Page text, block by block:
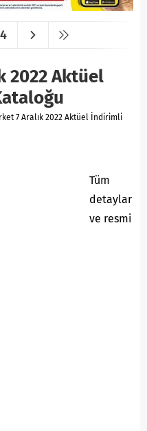
4
2022 Aktüel
7 Aralık 2022 Aktüel İndirimli
Tüm
detaylar
ve resmi